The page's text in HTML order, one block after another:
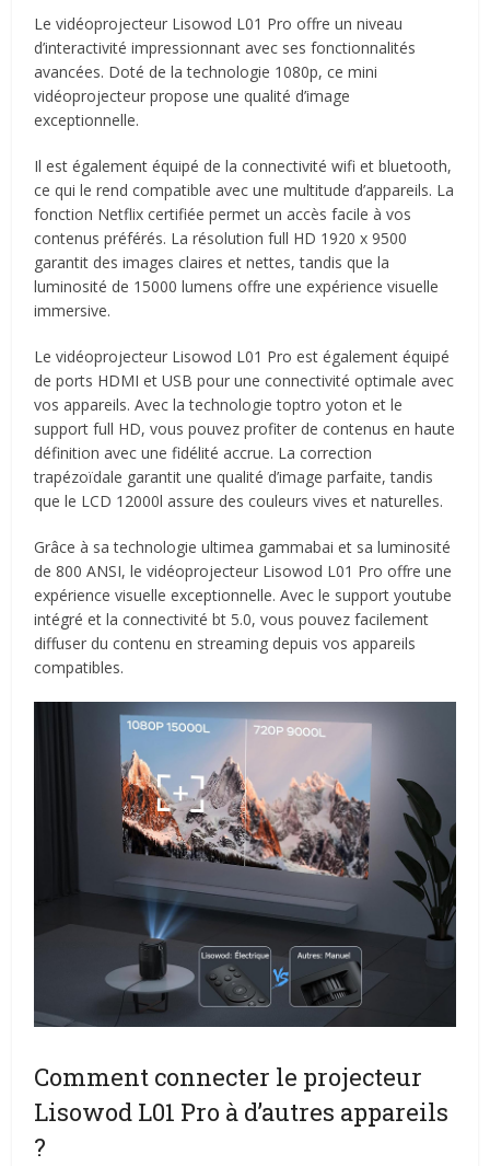
Le vidéoprojecteur Lisowod L01 Pro offre un niveau
d’interactivité impressionnant avec ses fonctionnalités
avancées. Doté de la technologie 1080p, ce mini
vidéoprojecteur propose une qualité d’image
exceptionnelle.
Il est également équipé de la connectivité wifi et bluetooth,
ce qui le rend compatible avec une multitude d’appareils. La
fonction Netflix certifiée permet un accès facile à vos
contenus préférés. La résolution full HD 1920 x 9500
garantit des images claires et nettes, tandis que la
luminosité de 15000 lumens offre une expérience visuelle
immersive.
Le vidéoprojecteur Lisowod L01 Pro est également équipé
de ports HDMI et USB pour une connectivité optimale avec
vos appareils. Avec la technologie toptro yoton et le
support full HD, vous pouvez profiter de contenus en haute
définition avec une fidélité accrue. La correction
trapézoïdale garantit une qualité d’image parfaite, tandis
que le LCD 12000l assure des couleurs vives et naturelles.
Grâce à sa technologie ultimea gammabai et sa luminosité
de 800 ANSI, le vidéoprojecteur Lisowod L01 Pro offre une
expérience visuelle exceptionnelle. Avec le support youtube
intégré et la connectivité bt 5.0, vous pouvez facilement
diffuser du contenu en streaming depuis vos appareils
compatibles.
Comment connecter le projecteur
Lisowod L01 Pro à d’autres appareils
?